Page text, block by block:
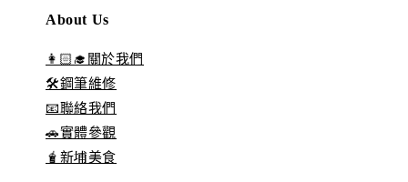
About Us
👩🏻‍🎓關於我們
🛠️鋼筆維修
📧聯絡我們
🚗實體參觀
🧋新埔美食